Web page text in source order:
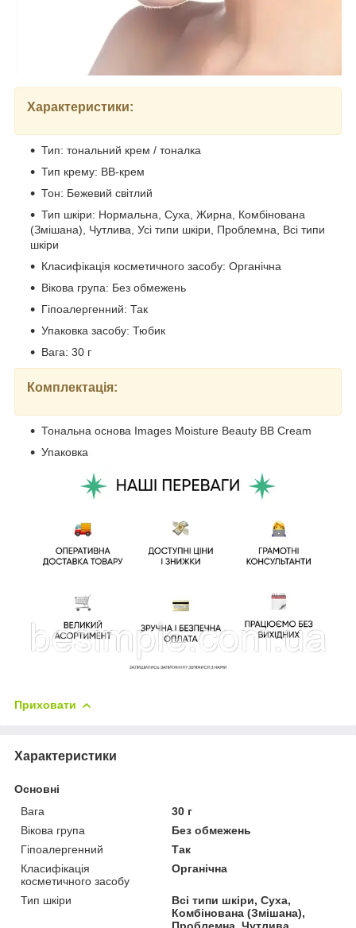
Характеристики:
Тип: тональний крем / тоналка
Тип крему: BB-крем
Тон: Бежевий світлий
Тип шкіри: Нормальна, Суха, Жирна, Комбінована
(Змішана), Чутлива, Усі типи шкіри, Проблемна, Всі типи
шкіри
Класифікація косметичного засобу: Органічна
Вікова група: Без обмежень
Гіпоалергенний: Так
Упаковка засобу: Тюбик
Вага: 30 г
Комплектація:
Тональна основа Images Moisture Beauty BB Cream
Упаковка
Приховати
Характеристики
Основні
Вага
30 г
Вікова група
Без обмежень
Гіпоалергенний
Так
Класифікація
косметичного засобу
Органічна
Тип шкіри
Всі типи шкіри, Суха,
Комбінована (Змішана),
Проблемна, Чутлива,